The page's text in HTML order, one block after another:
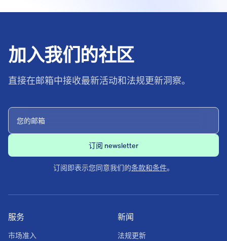
加入我们的社区
直接在邮箱中接收最新活动和法规更新洞察。
订阅即表示您同意我们的条款和条件。
新闻
法规更新
服务
市场准入